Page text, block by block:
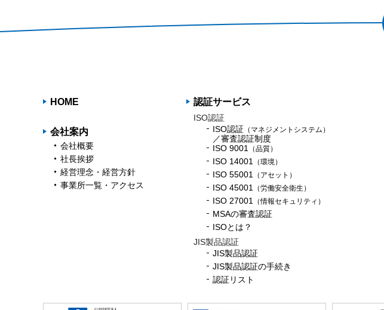
HOME
会社案内
会社概要
社長挨拶
経営理念・経営方針
事業所一覧・アクセス
認証サービス
ISO認証
ISO認証 （マネジメントシステム）
／審査認証制度
ISO 9001（品質）
ISO 14001（環境）
ISO 55001（アセット）
ISO 45001（労働安全衛生）
ISO 27001（情報セキュリティ）
MSAの審査認証
ISOとは？
JIS製品認証
JIS製品認証
JIS製品認証の手続き
認証リスト